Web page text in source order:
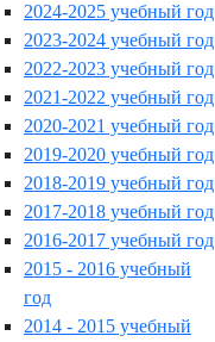
2024-2025 учебный год
2023-2024 учебный год
2022-2023 учебный год
2021-2022 учебный год
2020-2021 учебный год
2019-2020 учебный год
2018-2019 учебный год
2017-2018 учебный год
2016-2017 учебный год
2015 - 2016 учебный
год
2014 - 2015 учебный